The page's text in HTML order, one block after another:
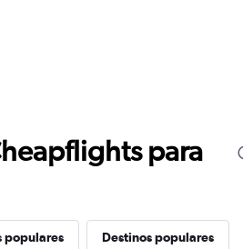
para
populares Destinos populares